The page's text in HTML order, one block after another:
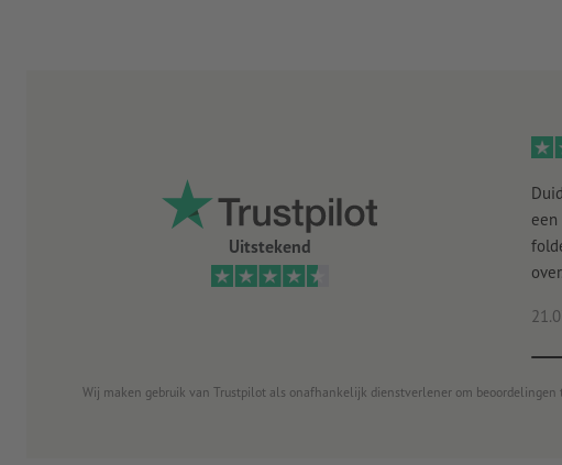
Uitstekend
Wij maken gebruik van Trustpilot als onafhankelijk dienstverlener om